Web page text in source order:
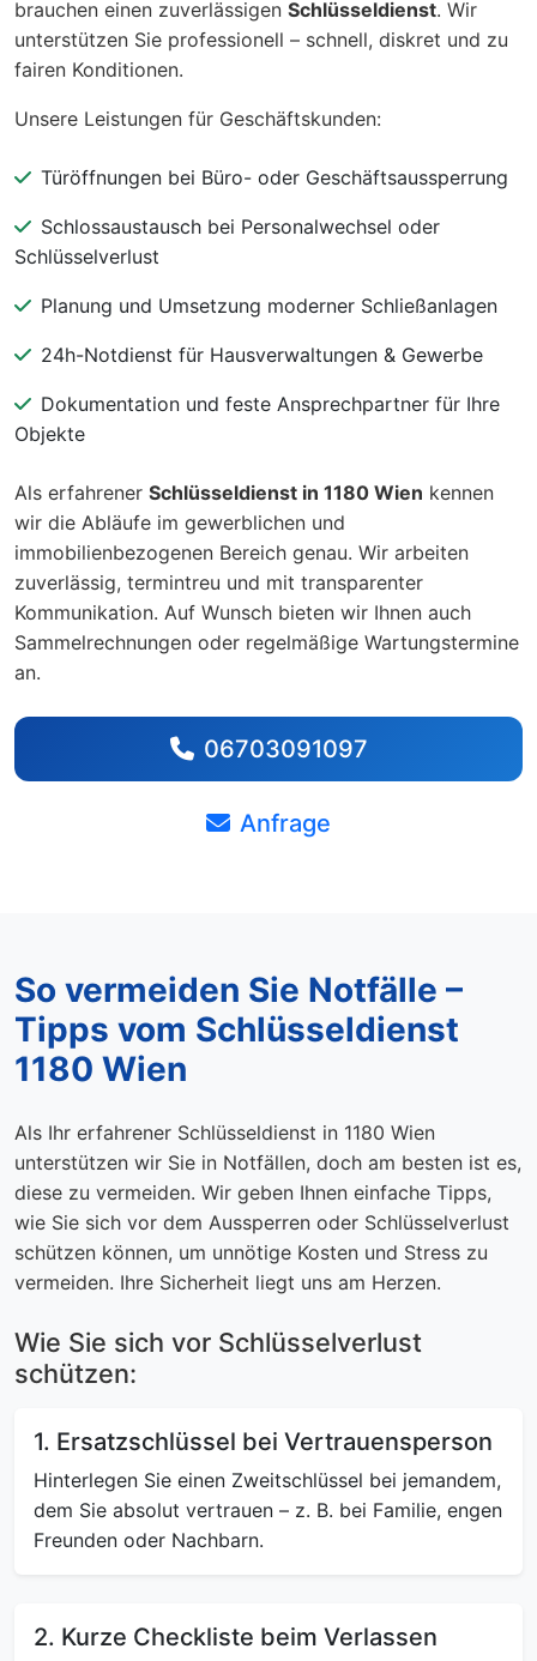
brauchen einen zuverlässigen Schlüsseldienst. Wir
unterstützen Sie professionell – schnell, diskret und zu
fairen Konditionen.
Unsere Leistungen für Geschäftskunden:
Türöffnungen bei Büro- oder Geschäftsaussperrung
Schlossaustausch bei Personalwechsel oder
Schlüsselverlust
Planung und Umsetzung moderner Schließanlagen
24h-Notdienst für Hausverwaltungen & Gewerbe
Dokumentation und feste Ansprechpartner für Ihre
Objekte
Als erfahrener Schlüsseldienst in 1180 Wien kennen
wir die Abläufe im gewerblichen und
immobilienbezogenen Bereich genau. Wir arbeiten
zuverlässig, termintreu und mit transparenter
Kommunikation. Auf Wunsch bieten wir Ihnen auch
Sammelrechnungen oder regelmäßige Wartungstermine
an.
06703091097
Anfrage
So vermeiden Sie Notfälle –
Tipps vom Schlüsseldienst
1180 Wien
Als Ihr erfahrener Schlüsseldienst in 1180 Wien
unterstützen wir Sie in Notfällen, doch am besten ist es,
diese zu vermeiden. Wir geben Ihnen einfache Tipps,
wie Sie sich vor dem Aussperren oder Schlüsselverlust
schützen können, um unnötige Kosten und Stress zu
vermeiden. Ihre Sicherheit liegt uns am Herzen.
Wie Sie sich vor Schlüsselverlust
schützen:
1. Ersatzschlüssel bei Vertrauensperson
Hinterlegen Sie einen Zweitschlüssel bei jemandem,
dem Sie absolut vertrauen – z. B. bei Familie, engen
Freunden oder Nachbarn.
2. Kurze Checkliste beim Verlassen